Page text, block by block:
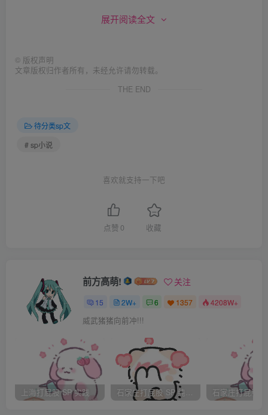
子？”我的头里面发出嗡嗡声，转头看见学姊上身已经趴在一
里不干不净，每发生一次就再加5下”。我现在知道为什么另
一个学姊的表情这么难看了，我想我现在的表情大概也差不
学姊的上身震了一下。“咻”“啪”，又一下，第一次打的印子，
已经浮了起来，红红的，横过屁股的中间。“咻”“啪”、 “咻”
“啪”、 “咻”“啪”， 接连几下，学姊震动的越来越厉害，屁股上
的回答“再加5下”，“咻”“啪”，又一鞭，学姊紧紧咬住牙，努力
不让嘴巴漏出半个字。
主任的袖子已经挽到肘上，手臂的肌肉结实得就像是举重选
展开阅读全文
© 版权声明
文章版权归作者所有，未经允许请勿转载。
THE END
待分类sp文
# sp小说
喜欢就支持一下吧
点赞 0 收藏
前方高萌! 关注
15 2W+ 6 1357 4208W+
威武猪猪向前冲!!!
上海打屁股 SP 实践 石家庄打屁股 SP 纯实践